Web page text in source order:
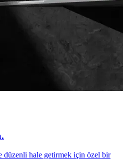
düzenli hale getirmek için özel bir